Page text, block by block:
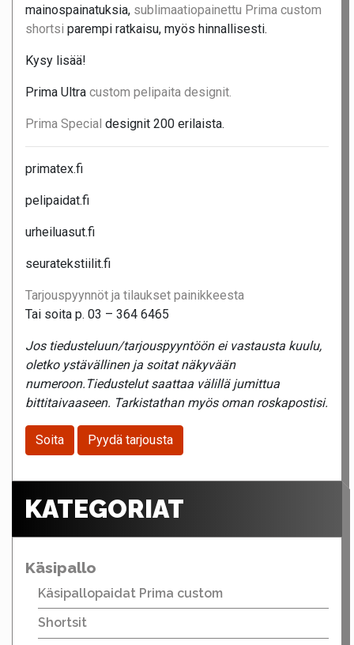
mainospainatuksia, sublimaatiopainettu Prima custom
shortsi parempi ratkaisu, myös hinnallisesti.
Kysy lisää!
Prima Ultra custom pelipaita designit.
Prima Special designit 200 erilaista.
primatex.fi
pelipaidat.fi
urheiluasut.fi
seuratekstiilit.fi
Tarjouspyynnöt ja tilaukset painikkeesta
Tai soita p. 03 – 364 6465
Jos tiedusteluun/tarjouspyyntöön ei vastausta kuulu,
oletko ystävällinen ja soitat näkyvään
numeroon.Tiedustelut saattaa välillä jumittua
bittitaivaaseen. Tarkistathan myös oman roskapostisi.
Soita Pyydä tarjousta
KATEGORIAT
Käsipallo
Käsipallopaidat Prima custom
Shortsit